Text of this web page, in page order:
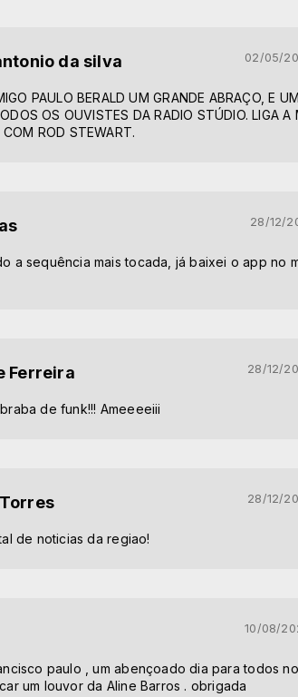
da silva 02/05/
PAULO BERALD UM GRANDE ABRAÇO, E
OS OUVISTES DA RADIO STÚDIO. LIGA A
ROD STEWART.
28/12/
a sequência mais tocada, já baixei o app no
Ferreira 28/12/
de funk!!! Ameeeeiii
28/12/
de noticias da regiao!
10/08/
paulo , um abençoado dia para todos
um louvor da Aline Barros . obrigada